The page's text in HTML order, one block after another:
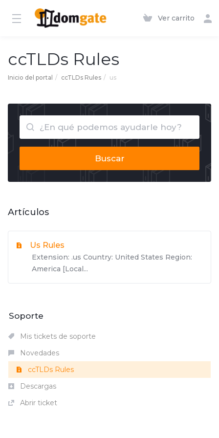
Ver carrito
ccTLDs Rules
Inicio del portal ccTLDs Rules us
Buscar
Artículos
Us Rules
Extension: .us Country: United States Region:
America [Local...
Soporte
Mis tickets de soporte
Novedades
ccTLDs Rules
Descargas
Abrir ticket